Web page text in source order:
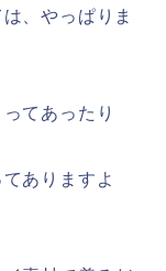
、やっぱりま
てあったり
ありますよ